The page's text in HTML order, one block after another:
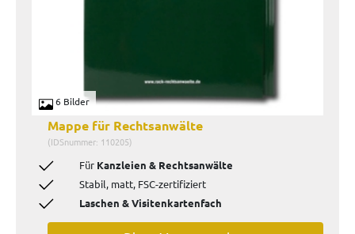
6 Bilder
Mappe für Rechtsanwälte
(IDSnummer: 110205)
Für Kanzleien & Rechtsanwälte
Stabil, matt, FSC-zertifiziert
Laschen & Visitenkartenfach